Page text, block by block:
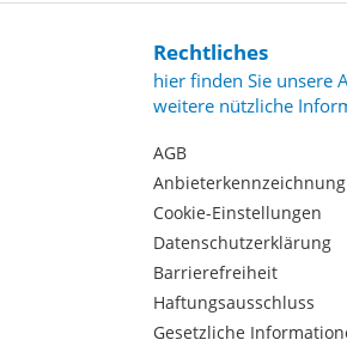
Rechtliches
hier finden Sie unsere
weitere nützliche
AGB
Anbieterkennzeichnung
Cookie-Einstellungen
Datenschutzerklärung
Barrierefreiheit
Haftungsausschluss
Gesetzliche